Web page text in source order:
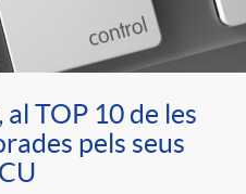
al TOP 10 de les
pels seus